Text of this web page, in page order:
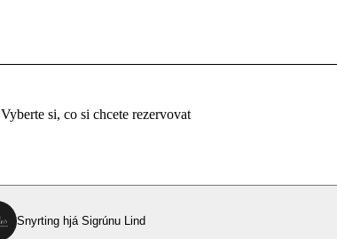
Vyberte si, co si chcete rezervovat
Snyrting hjá Sigrúnu Lind